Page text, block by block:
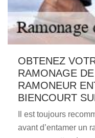
OBTENEZ
RAMONAGE
RAMONEUR
BIENCOURT
Il est toujours
avant d’entamer un